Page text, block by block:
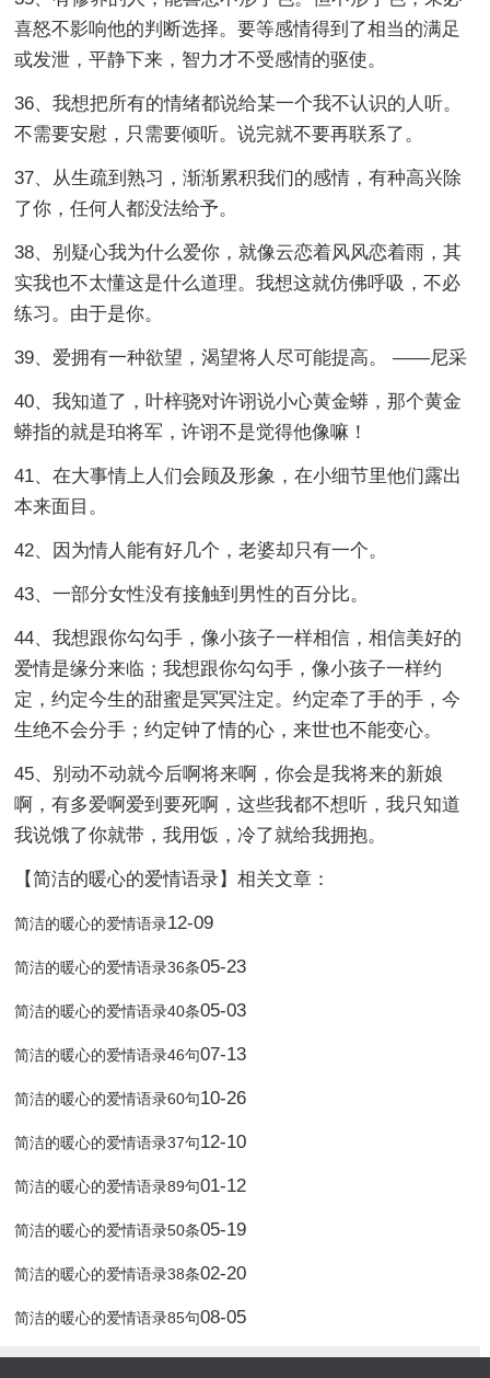
喜怒不影响他的判断选择。要等感情得到了相当的满足
或发泄，平静下来，智力才不受感情的驱使。
36、我想把所有的情绪都说给某一个我不认识的人听。
不需要安慰，只需要倾听。说完就不要再联系了。
37、从生疏到熟习，渐渐累积我们的感情，有种高兴除
了你，任何人都没法给予。
38、别疑心我为什么爱你，就像云恋着风风恋着雨，其
实我也不太懂这是什么道理。我想这就仿佛呼吸，不必
练习。由于是你。
39、爱拥有一种欲望，渴望将人尽可能提高。 ——尼采
40、我知道了，叶梓骁对许诩说小心黄金蟒，那个黄金
蟒指的就是珀将军，许诩不是觉得他像嘛！
41、在大事情上人们会顾及形象，在小细节里他们露出
本来面目。
42、因为情人能有好几个，老婆却只有一个。
43、一部分女性没有接触到男性的百分比。
44、我想跟你勾勾手，像小孩子一样相信，相信美好的
爱情是缘分来临；我想跟你勾勾手，像小孩子一样约
定，约定今生的甜蜜是冥冥注定。约定牵了手的手，今
生绝不会分手；约定钟了情的心，来世也不能变心。
45、别动不动就今后啊将来啊，你会是我将来的新娘
啊，有多爱啊爱到要死啊，这些我都不想听，我只知道
我说饿了你就带，我用饭，冷了就给我拥抱。
【简洁的暖心的爱情语录】相关文章：
简洁的暖心的爱情语录12-09
简洁的暖心的爱情语录36条05-23
简洁的暖心的爱情语录40条05-03
简洁的暖心的爱情语录46句07-13
简洁的暖心的爱情语录60句10-26
简洁的暖心的爱情语录37句12-10
简洁的暖心的爱情语录89句01-12
简洁的暖心的爱情语录50条05-19
简洁的暖心的爱情语录38条02-20
简洁的暖心的爱情语录85句08-05